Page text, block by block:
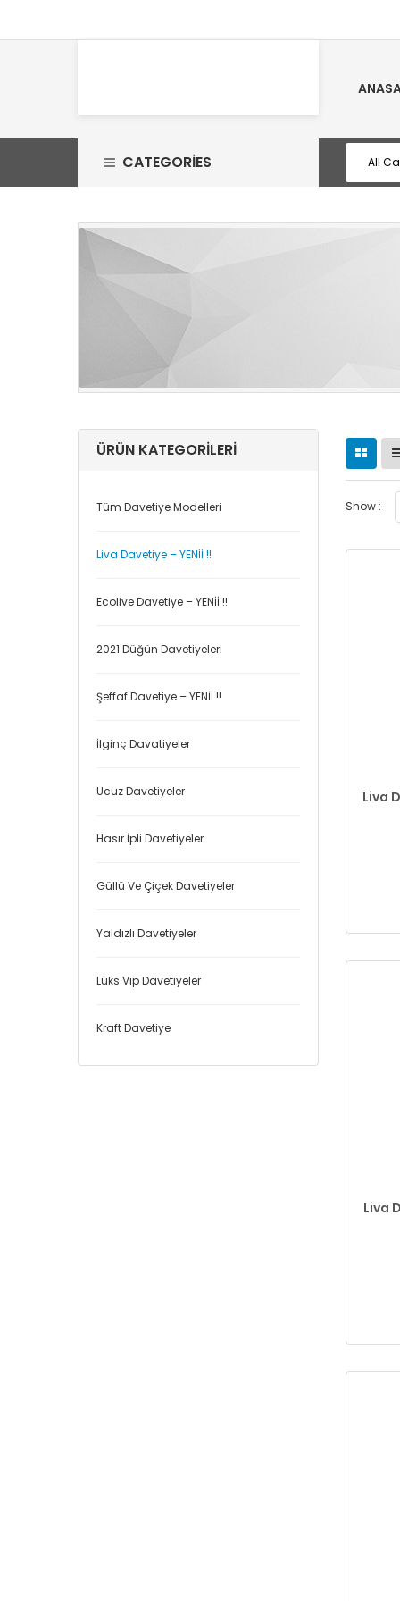
CATEGORIES
ÜRÜN KATEGORILERI
Tüm Davetiye Modelleri
Liva Davetiye – YENİİ !!
Ecolive Davetiye – YENİİ !!
2021 Düğün Davetiyeleri
Şeffaf Davetiye – YENİİ !!
İlginç Davatiyeler
Ucuz Davetiyeler
Hasır İpli Davetiyeler
Güllü Ve Çiçek Davetiyeler
Yaldızlı Davetiyeler
Lüks Vip Davetiyeler
Kraft Davetiye
Show :
Liva
Liva